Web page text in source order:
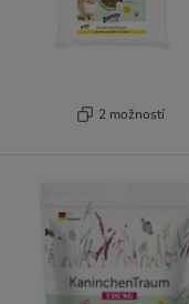
2 možností